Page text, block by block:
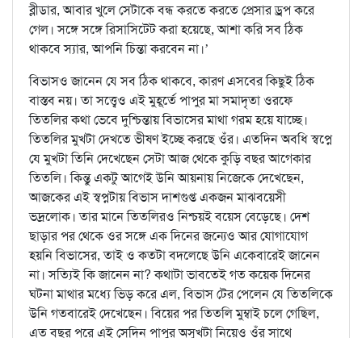
ব্লীডার, আবার খুলে সেটাকে বন্ধ করতে করতে প্রেসার ড্রপ করে
গেল। সঙ্গে সঙ্গে রিসাসিটেট করা হয়েছে, আশা করি সব ঠিক
থাকবে স্যার, আপনি চিন্তা করবেন না।’
বিভাসও জানেন যে সব ঠিক থাকবে, কারণ এসবের কিছুই ঠিক
বাস্তব নয়। তা সত্ত্বেও এই মুহূর্তে পাপুর মা সমাদৃতা ওরফে
তিতলির কথা ভেবে দুশ্চিন্তায় বিভাসের মাথা গরম হয়ে যাচ্ছে।
তিতলির মুখটা দেখতে ভীষণ ইচ্ছে করছে ওঁর। এতদিন অবধি স্বপ্নে
যে মুখটা তিনি দেখেছেন সেটা আজ থেকে কুড়ি বছর আগেকার
তিতলি। কিন্তু একটু আগেই উনি আয়নায় নিজেকে দেখেছেন,
আজকের এই স্বপ্নটায় বিভাস দাশগুপ্ত একজন মাঝবয়েসী
ভদ্রলোক। তার মানে তিতলিরও নিশ্চয়ই বয়েস বেড়েছে। দেশ
ছাড়ার পর থেকে ওর সঙ্গে এক দিনের জন্যেও আর যোগাযোগ
হয়নি বিভাসের, তাই ও কতটা বদলেছে উনি একেবারেই জানেন
না। সত্যিই কি জানেন না? কথাটা ভাবতেই গত কয়েক দিনের
ঘটনা মাথার মধ্যে ভিড় করে এল, বিভাস টের পেলেন যে তিতলিকে
উনি গতবারেই দেখেছেন। বিয়ের পর তিতলি মুম্বাই চলে গেছিল,
এত বছর পরে এই সেদিন পাপুর অসুখটা নিয়েও ওঁর সাথে